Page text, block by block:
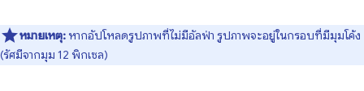
หมายเหตุ: หากอัปโหลดรูปภาพที่ไม่มีอัลฟ่า รูปภาพจะอยู่ในกรอบที่มีมุมโค้ง
(รัศมีจากมุม 12 พิกเซล)